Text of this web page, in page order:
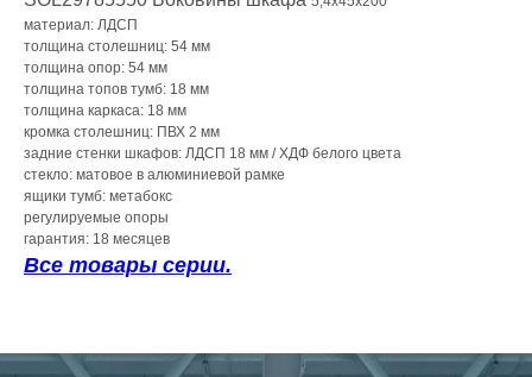
материал: ЛДСП
толщина столешниц: 54 мм
толщина опор: 54 мм
толщина топов тумб: 18 мм
толщина каркаса: 18 мм
кромка столешниц: ПВХ 2 мм
задние стенки шкафов: ЛДСП 18 мм / ХДФ белого цвета
стекло: матовое в алюминиевой рамке
ящики тумб: метабокс
регулируемые опоры
гарантия: 18 месяцев
Все товары серии.